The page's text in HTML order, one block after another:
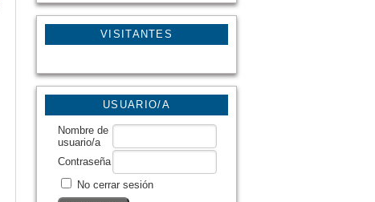
VISITANTES
USUARIO/A
Nombre de
usuario/a
Contraseña
No cerrar sesión